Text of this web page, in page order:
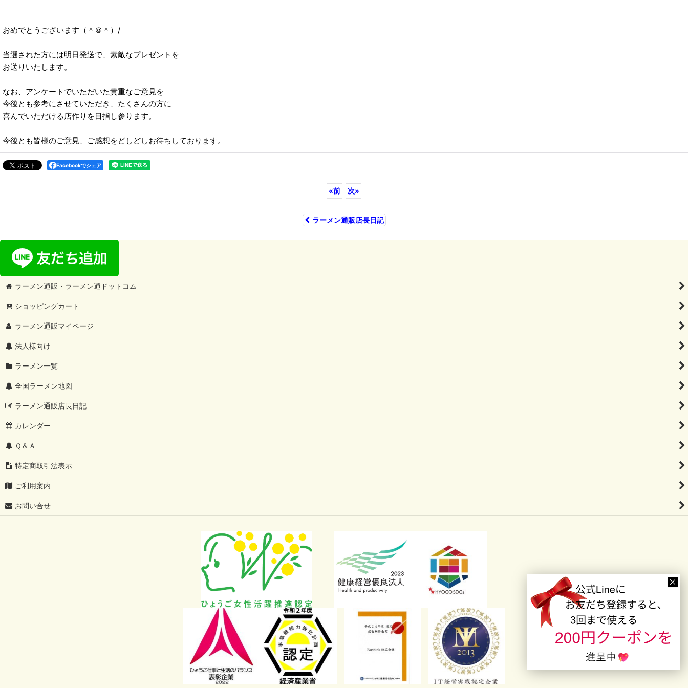
おめでとうございます（＾＠＾）/
当選された方には明日発送で、素敵なプレゼントを
お送りいたします。
なお、アンケートでいただいた貴重なご意見を
今後とも参考にさせていただき、たくさんの方に
喜んでいただける店作りを目指し参ります。
今後とも皆様のご意見、ご感想をどしどしお待ちしております。
Facebookでシェア
«前 次»
ラーメン通販店長日記
ラーメン通販・ラーメン通ドットコム
ショッピングカート
ラーメン通販マイページ
法人様向け
ラーメン一覧
全国ラーメン地図
ラーメン通販店長日記
カレンダー
Ｑ＆Ａ
特定商取引法表示
ご利用案内
お問い合せ